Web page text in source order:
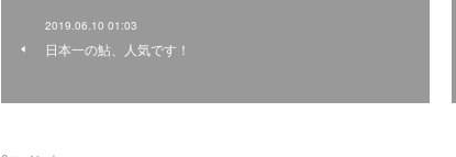
2019.06.10 01:03
日本一の鮎、人気です！